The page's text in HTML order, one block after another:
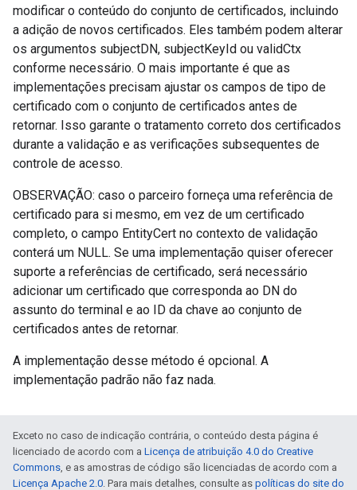
modificar o conteúdo do conjunto de certificados, incluindo
a adição de novos certificados. Eles também podem alterar
os argumentos subjectDN, subjectKeyId ou validCtx
conforme necessário. O mais importante é que as
implementações precisam ajustar os campos de tipo de
certificado com o conjunto de certificados antes de
retornar. Isso garante o tratamento correto dos certificados
durante a validação e as verificações subsequentes de
controle de acesso.
OBSERVAÇÃO: caso o parceiro forneça uma referência de
certificado para si mesmo, em vez de um certificado
completo, o campo EntityCert no contexto de validação
conterá um NULL. Se uma implementação quiser oferecer
suporte a referências de certificado, será necessário
adicionar um certificado que corresponda ao DN do
assunto do terminal e ao ID da chave ao conjunto de
certificados antes de retornar.
A implementação desse método é opcional. A
implementação padrão não faz nada.
Exceto no caso de indicação contrária, o conteúdo desta página é
licenciado de acordo com a Licença de atribuição 4.0 do Creative
Commons, e as amostras de código são licenciadas de acordo com a
Licença Apache 2.0. Para mais detalhes, consulte as políticas do site do